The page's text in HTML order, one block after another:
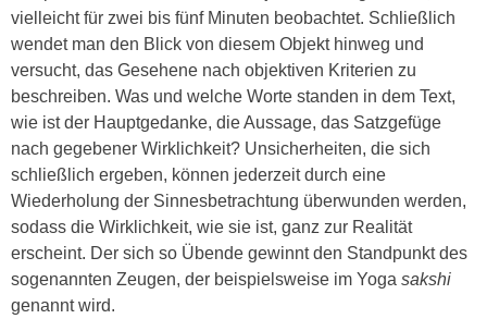
vielleicht für zwei bis fünf Minuten beobachtet. Schließlich
wendet man den Blick von diesem Objekt hinweg und
versucht, das Gesehene nach objektiven Kriterien zu
beschreiben. Was und welche Worte standen in dem Text,
wie ist der Hauptgedanke, die Aussage, das Satzgefüge
nach gegebener Wirklichkeit? Unsicherheiten, die sich
schließlich ergeben, können jederzeit durch eine
Wiederholung der Sinnesbetrachtung überwunden werden,
sodass die Wirklichkeit, wie sie ist, ganz zur Realität
erscheint. Der sich so Übende gewinnt den Standpunkt des
sogenannten Zeugen, der beispielsweise im Yoga sakshi
genannt wird.